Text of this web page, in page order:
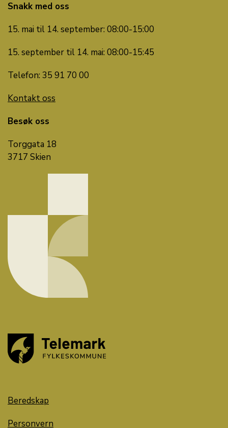
Snakk med oss
15. mai til 14. september: 08:00-15:00
15. september til 14. mai: 08:00-15:45
Telefon: 35 91 70 00
Kontakt oss
Besøk oss
Torggata 18
3717 Skien
Beredskap
Personvern